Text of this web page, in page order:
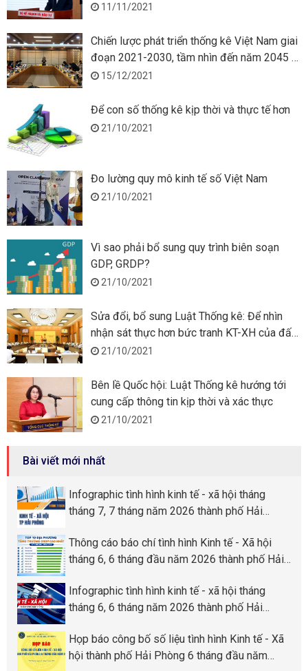
11/11/2021
Chiến lược phát triển thống kê Việt Nam giai
đoạn 2021-2030, tầm nhìn đến năm 2045 -
Nhiệm vụ và giải pháp chủ yếu
15/12/2021
Để con số thống kê kịp thời và thực tế hơn
21/10/2021
Đo lường quy mô kinh tế số Việt Nam
21/10/2021
Vì sao phải bổ sung quy trình biên soạn
GDP, GRDP?
21/10/2021
Sửa đổi, bổ sung Luật Thống kê: Để nhìn
nhận sát thực hơn bức tranh KT-XH của đất
nước21/10/2021
Bên lề Quốc hội: Luật Thống kê hướng tới
cung cấp thông tin kịp thời và xác thực
21/10/2021
Bài viết mới nhất
Infographic tình hình kinh tế - xã hội tháng
tháng 7, 7 tháng năm 2026 thành phố Hải
Thông cáo báo chí tình hình Kinh tế - Xã hội
tháng 6, 6 tháng đầu năm 2026 thành phố Hải
Infographic tình hình kinh tế - xã hội tháng
tháng 6, 6 tháng năm 2026 thành phố Hải
Họp báo công bố số liệu tình hình Kinh tế - Xã
hội thành phố Hải Phòng 6 tháng đầu năm